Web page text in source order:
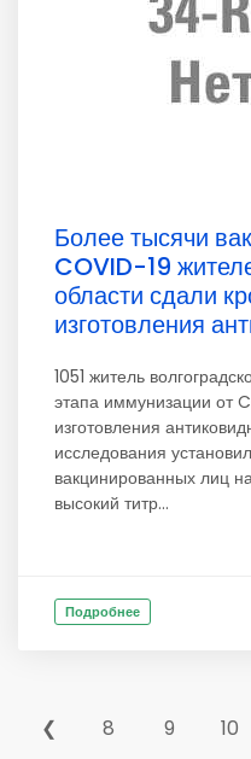
Более тысячи
COVID-19
области сдали
изготовления
1051 житель
этапа иммунизации от
изготовления
исследования
вакцинированных лиц
высокий титр...
Подробнее
❮ 8 9 10